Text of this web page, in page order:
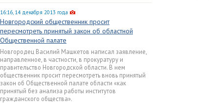
16:16, 14 декабря 2013 года
Новгородский общественник просит
пересмотреть принятый закон об областной
Общественной палате
Новгородец Василий Машкетов написал заявление,
направленное, в частности, в прокуратуру и
правительство Новгородской области. В нем
общественник просит пересмотреть вновь принятый
закон об Общественной палате области «как
принятый без анализа работы институтов
гражданского общества».